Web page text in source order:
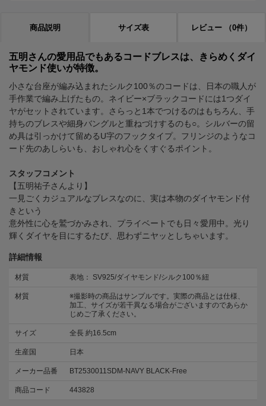
商品説明 サイズ表 レビュー （0件）
五明さんの愛用品でもあるコードブレスは、きらめくダイ
ヤモンド使いが特徴。
小さな台座が編み込まれたシルク100％のコードは、日本の職人が
手作業で編み上げたもの。ネイビー×ブラックコードには1つダイ
ヤがセットされています。さらっと1本でつけるのはもちろん、手
持ちのブレスや細身バングルと重ねづけするのも○。シルバーの留
め具は引っかけて留めるU字のフックタイプ。フリンジのようなコ
ード先のあしらいも、おしゃれ心をくすぐるポイント。
スタッフコメント
【五明祐子さんより】
一見ごくカジュアルなブレスなのに、実は本物のダイヤモンド付
きという
意外性に心を鷲づかみされ、プライベートでも日々愛用中。光り
輝くダイヤを目にするたび、思わずニヤッとしちゃいます。
詳細情報
材質 表地： SV925/ダイヤモンド/シルク100％紐
材質
※撮影時の商品はサンプルです。実際の商品とは仕様、
加工、サイズが若干異なる場合がございますのであらか
じめご了承ください。
サイズ 全長 約16.5cm
生産国 日本
メーカー品番 BT2530011SDM-NAVY BLACK-Free
商品コード 443828